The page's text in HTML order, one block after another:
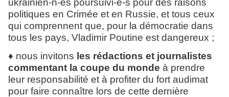
ukrainien-n-es poursuivi-e-s pour des raisons
politiques en Crimée et en Russie, et tous ceux
qui comprennent que, pour la démocratie dans
tous les pays, Vladimir Poutine est dangereux ;
♦ nous invitons les rédactions et journalistes
commentant la coupe du monde à prendre
leur responsabilité et à profiter du fort audimat
pour faire connaître lors de cette dernière